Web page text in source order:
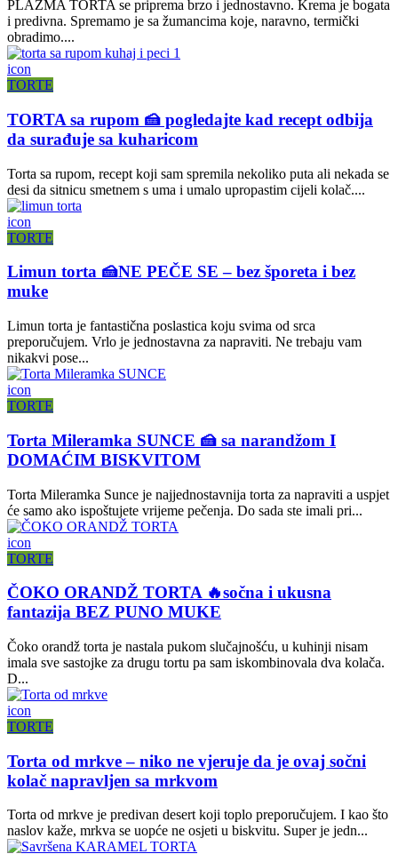
PLAZMA TORTA se priprema brzo i jednostavno. Krema je bogata
i predivna. Spremamo je sa žumancima koje, naravno, termički
obradimo....
icon
TORTE
TORTA sa rupom 🍰 pogledajte kad recept odbija
da surađuje sa kuharicom
Torta sa rupom, recept koji sam spremila nekoliko puta ali nekada se
desi da sitnicu smetnem s uma i umalo upropastim cijeli kolač....
icon
TORTE
Limun torta 🍰NE PEČE SE – bez šporeta i bez
muke
Limun torta je fantastična poslastica koju svima od srca
preporučujem. Vrlo je jednostavna za napraviti. Ne trebaju vam
nikakvi pose...
icon
TORTE
Torta Mileramka SUNCE 🍰 sa narandžom I
DOMAĆIM BISKVITOM
Torta Mileramka Sunce je najjednostavnija torta za napraviti a uspjet
će samo ako ispoštujete vrijeme pečenja. Do sada ste imali pri...
icon
TORTE
ČOKO ORANDŽ TORTA 🔥sočna i ukusna
fantazija BEZ PUNO MUKE
Čoko orandž torta je nastala pukom slučajnošću, u kuhinji nisam
imala sve sastojke za drugu tortu pa sam iskombinovala dva kolača.
D...
icon
TORTE
Torta od mrkve – niko ne vjeruje da je ovaj sočni
kolač napravljen sa mrkvom
Torta od mrkve je predivan desert koji toplo preporučujem. I kao što
naslov kaže, mrkva se uopće ne osjeti u biskvitu. Super je jedn...